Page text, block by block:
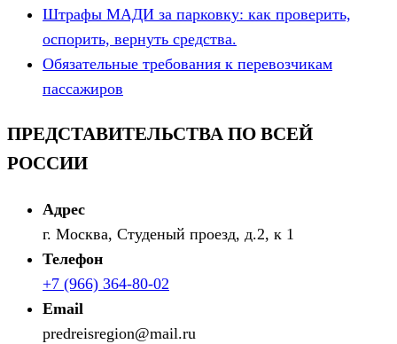
Штрафы МАДИ за парковку: как проверить,
оспорить, вернуть средства.
Обязательные требования к перевозчикам
пассажиров
ПРЕДСТАВИТЕЛЬСТВА ПО ВСЕЙ
РОССИИ
Адрес
г. Москва, Студеный проезд, д.2, к 1
Телефон
+7 (966) 364-80-02
Email
predreisregion@mail.ru